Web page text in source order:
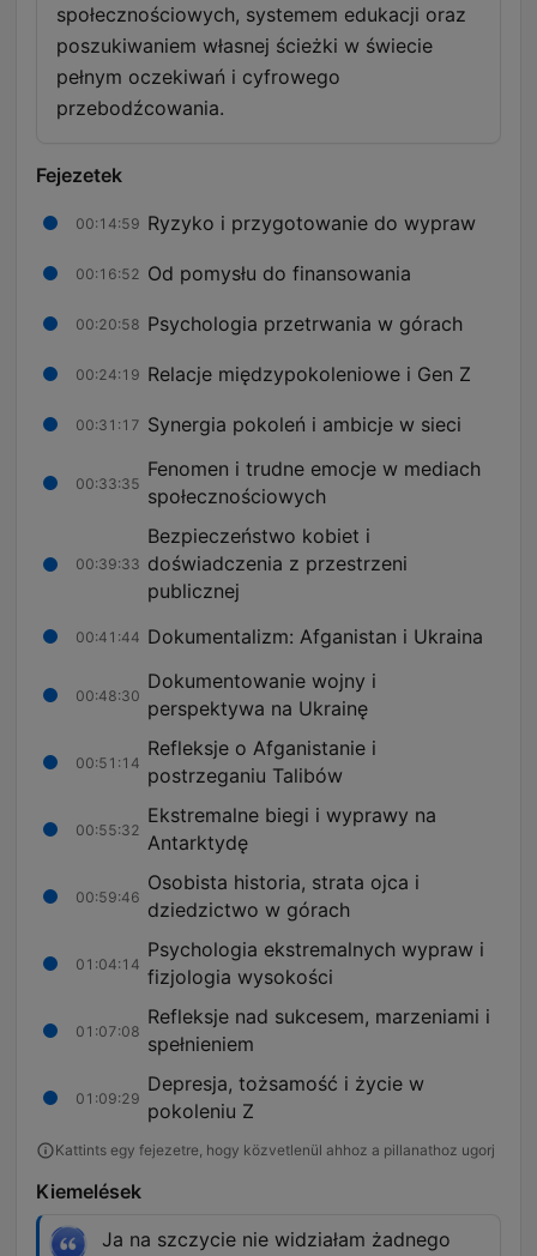
społecznościowych, systemem edukacji oraz
poszukiwaniem własnej ścieżki w świecie
pełnym oczekiwań i cyfrowego
przebodźcowania.
Fejezetek
00:14:59 Ryzyko i przygotowanie do wypraw
00:16:52 Od pomysłu do finansowania
00:20:58 Psychologia przetrwania w górach
00:24:19 Relacje międzypokoleniowe i Gen Z
00:31:17 Synergia pokoleń i ambicje w sieci
00:33:35
Fenomen i trudne emocje w mediach
społecznościowych
00:39:33
Bezpieczeństwo kobiet i
doświadczenia z przestrzeni
publicznej
00:41:44 Dokumentalizm: Afganistan i Ukraina
00:48:30
Dokumentowanie wojny i
perspektywa na Ukrainę
00:51:14
Refleksje o Afganistanie i
postrzeganiu Talibów
00:55:32
Ekstremalne biegi i wyprawy na
Antarktydę
00:59:46
Osobista historia, strata ojca i
dziedzictwo w górach
01:04:14
Psychologia ekstremalnych wypraw i
fizjologia wysokości
01:07:08
Refleksje nad sukcesem, marzeniami i
spełnieniem
01:09:29
Depresja, tożsamość i życie w
pokoleniu Z
Kattints egy fejezetre, hogy közvetlenül ahhoz a pillanathoz ugorj
Kiemelések
Ja na szczycie nie widziałam żadnego